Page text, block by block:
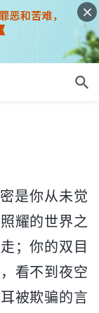
是你从未觉
耀的世界之
；你的双目
看不到夜空
被欺骗的言